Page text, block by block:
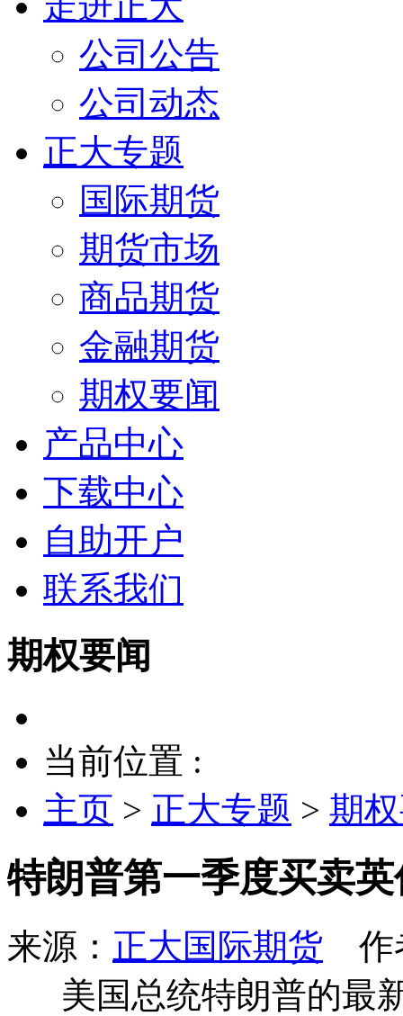
公司公告
公司动态
正大专题
国际期货
期货市场
商品期货
金融期货
期权要闻
产品中心
下载中心
自助开户
联系我们
期权要闻
当前位置 :
主页 > 正大专题 > 期
特朗普第一季度买卖
来源： 正大国际期货 作
美国总统特朗普的最